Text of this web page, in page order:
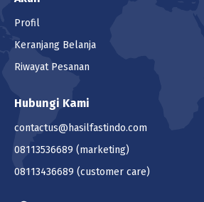
Profil
Keranjang Belanja
Riwayat Pesanan
Hubungi Kami
contactus@hasilfastindo.com
08113536689 (marketing)
08113436689 (customer care)